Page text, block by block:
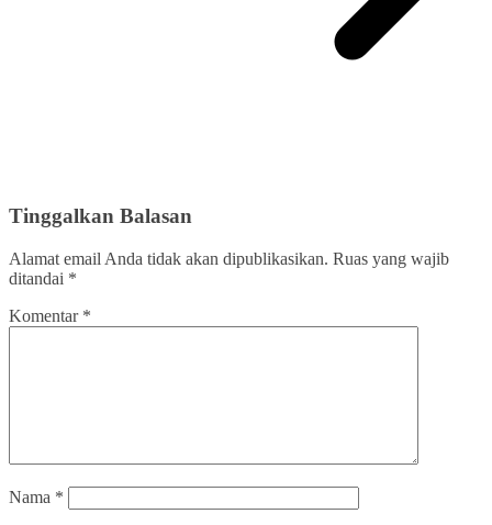
Tinggalkan Balasan
Alamat email Anda tidak akan dipublikasikan. Ruas yang wajib
ditandai *
Komentar *
Nama *